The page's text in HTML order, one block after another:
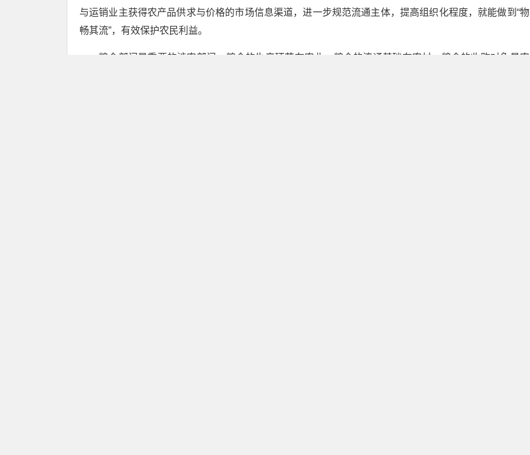
与运销业主获得农产品供求与价格的市场信息渠道，进一步规范流通主体，提高组织化程度，就能做到“物
畅其流”，有效保护农民利益。
粮食部门是重要的涉农部门，粮食的生产环节在农业，粮食的流通基础在农村，粮食的收购对象是农